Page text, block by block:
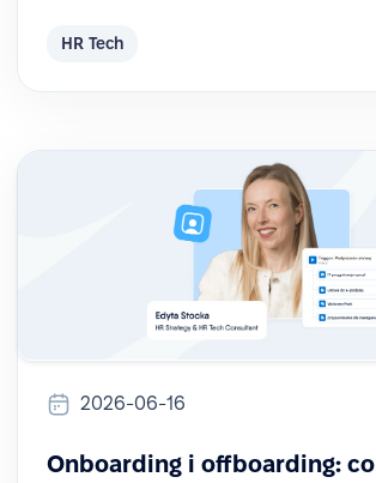
HR Tech
2026-06-16
Onboarding i offboarding: co